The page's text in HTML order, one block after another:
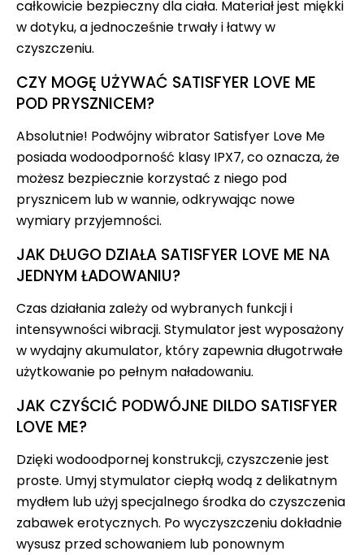
całkowicie bezpieczny dla ciała. Materiał jest miękki
w dotyku, a jednocześnie trwały i łatwy w
czyszczeniu.
CZY MOGĘ UŻYWAĆ SATISFYER LOVE ME
POD PRYSZNICEM?
Absolutnie! Podwójny wibrator Satisfyer Love Me
posiada wodoodporność klasy IPX7, co oznacza, że
możesz bezpiecznie korzystać z niego pod
prysznicem lub w wannie, odkrywając nowe
wymiary przyjemności.
JAK DŁUGO DZIAŁA SATISFYER LOVE ME NA
JEDNYM ŁADOWANIU?
Czas działania zależy od wybranych funkcji i
intensywności wibracji. Stymulator jest wyposażony
w wydajny akumulator, który zapewnia długotrwałe
użytkowanie po pełnym naładowaniu.
JAK CZYŚCIĆ PODWÓJNE DILDO SATISFYER
LOVE ME?
Dzięki wodoodpornej konstrukcji, czyszczenie jest
proste. Umyj stymulator ciepłą wodą z delikatnym
mydłem lub użyj specjalnego środka do czyszczenia
zabawek erotycznych. Po wyczyszczeniu dokładnie
wysusz przed schowaniem lub ponownym